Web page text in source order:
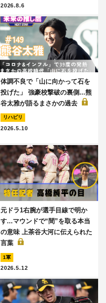
2026.8.6
体調不良で「山に向かって石を
投げた」 強豪校撃破の裏側...熊
谷太雅が語るまさかの過去
リハビリ
2026.5.10
元ドラ1右腕が選手目線で明か
す...マウンドで“間”を取る本当
の意味 上茶谷大河に伝えられた
言葉
1軍
2026.5.12